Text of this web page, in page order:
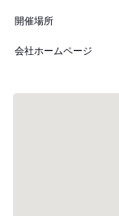
開催場所
会社ホームページ